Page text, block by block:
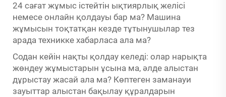
24 сағат жұмыс істейтін ықтиярлық желісі
немесе онлайн қолдауы бар ма? Машина
жұмысын тоқтатқан кезде тұтынушылар тез
арада техникке хабарласа ала ма?
Содан кейін нақты қолдау келеді: олар нарықта
жөндеу жұмыстарын ұсына ма, әлде алыстан
дұрыстау жасай ала ма? Көптеген заманауи
зауыттар алыстан бақылау құралдарын